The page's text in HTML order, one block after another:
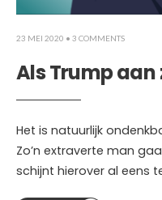
23 MEI 2020 • 3 COMMENTS
Als Trump aan
Het is natuurlijk
Zo’n extraverte man
schijnt hierover al eens